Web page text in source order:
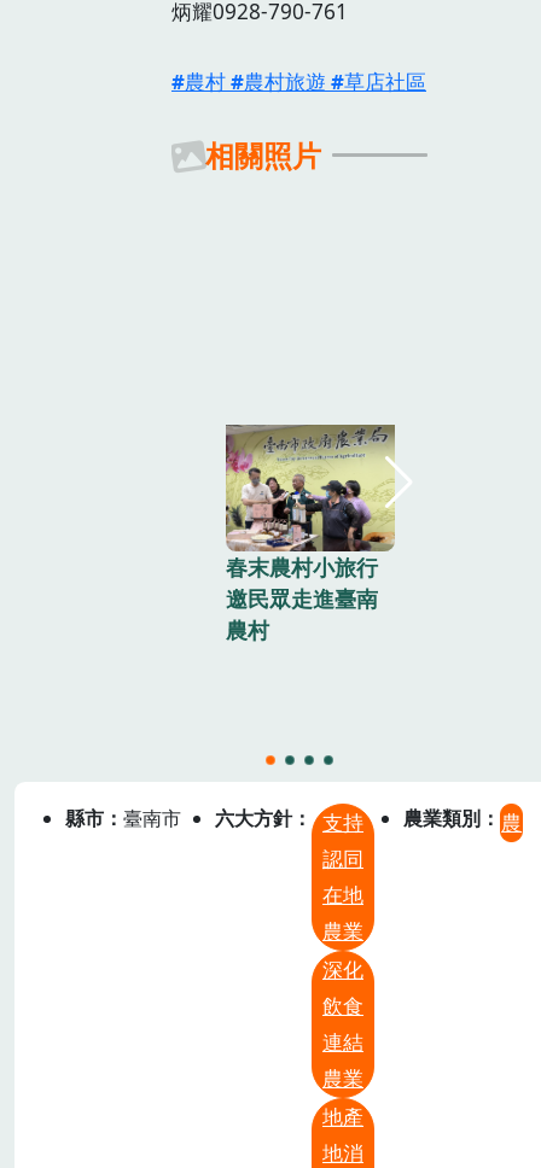
炳耀0928-790-761
農村 農村旅遊 草店社區
相關照片
春末農村小旅行
邀民眾走進臺南
農村
縣市 臺南市 六大方針
支持
認同
在地
農業
深化
飲食
連結
農業
地產
地消
農業類別 農